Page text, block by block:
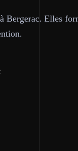
Bergerac. Elles